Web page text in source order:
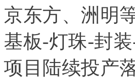
京东方、洲明
基板-灯珠-封
项目陆续投产